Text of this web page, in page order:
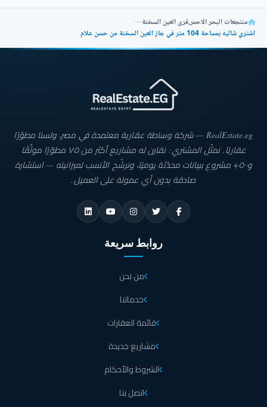
منتجعات البحر الاحمر,قرى العين السخنة—
اشتري شاليه بمساحة 104 متر في جاز العين السخنة من حسن علام
RealEstate.eg — شركة وساطة عقارية معتمدة في مصر، ولسنا مطوّرًا
عقاريًا. نمثّل المشتري: نقارن له مشاريع أكثر من ٧٥ مطوّرًا موثّقًا
و٥٠٠+ مشروع ببيانات محدّثة يوميًا، ونرشّح الأنسب لميزانيته — استشارة
صادقة بدون أي عمولة على العميل.
روابط سريعة
من نحن
خدماتنا
قائمة العقارات
مشاريع جديدة
الشروط والأحكام
اتصل بنا